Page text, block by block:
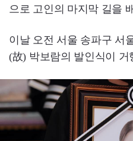
으로 고인의 마지막 길을
이날 오전 서울 송파구 서
(故) 박보람의 발인식이 거